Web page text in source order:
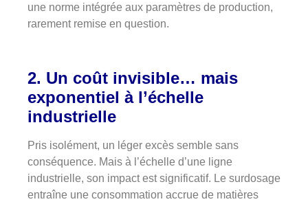
une norme intégrée aux paramètres de production,
rarement remise en question.
2. Un coût invisible… mais
exponentiel à l’échelle
industrielle
Pris isolément, un léger excès semble sans
conséquence. Mais à l’échelle d’une ligne
industrielle, son impact est significatif. Le surdosage
entraîne une consommation accrue de matières